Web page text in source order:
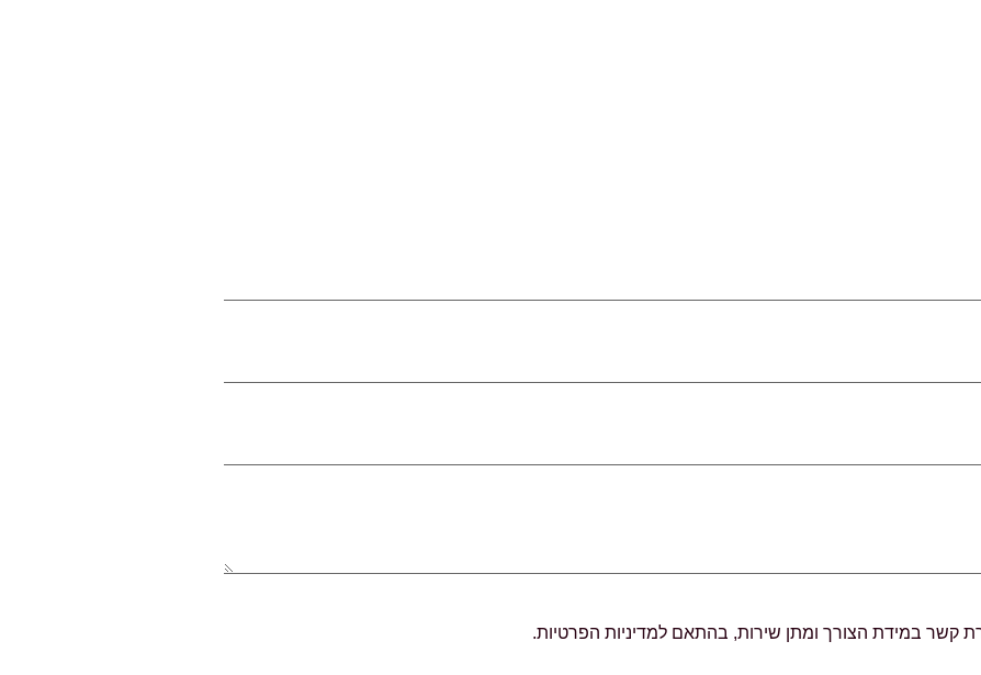
קשר במידת הצורך ומתן שירות, בהתאם למדיניות הפרטיות.